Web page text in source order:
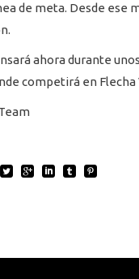
de meta. Desde
ahora durante
competirá en